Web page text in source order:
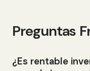
Preguntas
¿Es rentable